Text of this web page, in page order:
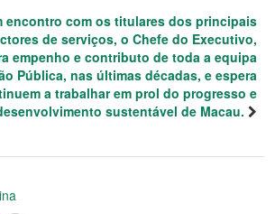
encontro com os titulares dos principais
de serviços, o Chefe do Executivo,
empenho e contributo de toda a equipa
Pública, nas últimas décadas, e espera
a trabalhar em prol do progresso e
sustentável de Macau.